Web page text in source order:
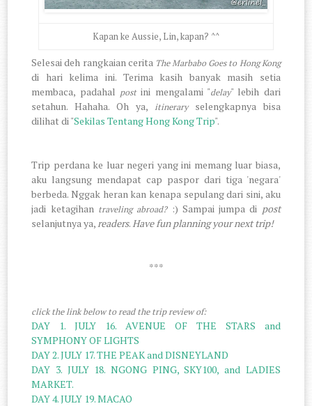
Kapan ke Aussie, Lin, kapan? ^^
Selesai deh rangkaian cerita The Marbabo Goes to Hong Kong
di hari kelima ini. Terima kasih banyak masih setia
membaca, padahal postini mengalami "delay" lebih dari
setahun. Hahaha. Oh ya, itinerary selengkapnya bisa
dilihat di "Sekilas Tentang Hong Kong Trip".
Trip perdana ke luar negeri yang ini memang luar biasa,
aku langsung mendapat cap paspor dari tiga 'negara'
berbeda. Nggak heran kan kenapa sepulang dari sini, aku
jadi ketagihan traveling abroad? :) Sampai jumpa di post
selanjutnya ya,readers.Have fun planning your next trip!
***
click the link below to read the trip review of:
DAY 1. JULY 16. AVENUE OF THE STARS and
SYMPHONY OF LIGHTS
DAY 2. JULY 17. THE PEAK and DISNEYLAND
DAY 3. JULY 18. NGONG PING, SKY100, and LADIES
MARKET.
DAY 4. JULY 19. MACAO